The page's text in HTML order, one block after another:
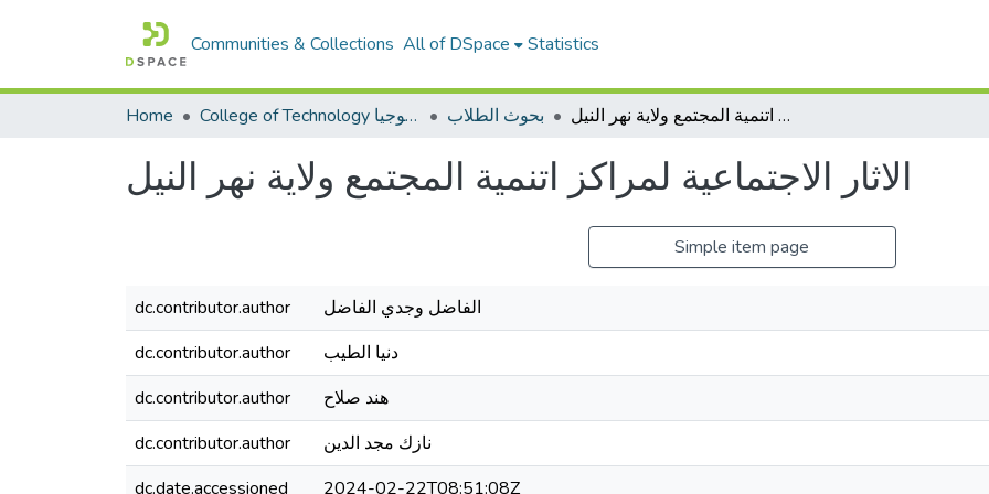
Communities & Collections All of DSpace Statistics
Home College of Technology كلية التكنولوجيا بحوث الطلاب الاثار الاجتماعية لمراكز اتنمية المجتمع ولاية نهر النيل
الاثار الاجتماعية لمراكز اتنمية المجتمع ولاية نهر النيل
Simple item page
dc.contributor.author
الفاضل وجدي الفاضل
dc.contributor.author
دنيا الطيب
dc.contributor.author
هند صلاح
dc.contributor.author
نازك مجد الدين
dc.date.accessioned
2024-02-22T08:51:08Z